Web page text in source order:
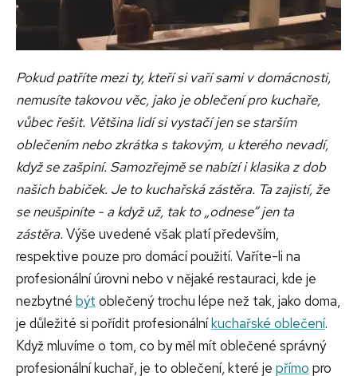
Pokud patříte mezi ty, kteří si vaří sami v domácnosti,
nemusíte takovou věc, jako je oblečení pro kuchaře,
vůbec řešit. Většina lidí si vystačí jen se starším
oblečením nebo zkrátka s takovým, u kterého nevadí,
když se zašpiní. Samozřejmě se nabízí i klasika z dob
našich babiček. Je to kuchařská zástěra. Ta zajistí, že
se neušpiníte - a když už, tak to „odnese“ jen ta
zástěra. Výše uvedené však platí především,
respektive pouze pro domácí použití. Vaříte-li na
profesionální úrovni nebo v nějaké restauraci, kde je
nezbytné být oblečený trochu lépe než tak, jako doma,
je důležité si pořídit profesionálníkuchařské oblečení.
Když mluvíme o tom, co by měl mít oblečené správný
profesionální kuchař, je to oblečení, které je přímo pro